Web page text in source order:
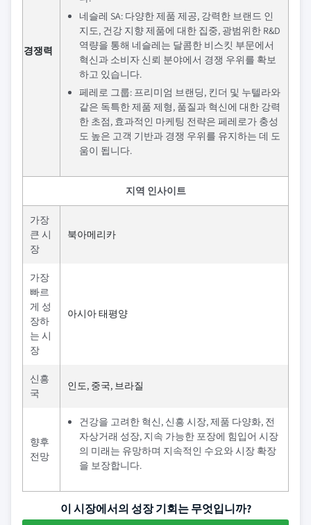
경쟁력
네슬레 SA: 다양한 제품 제공, 강력한 브랜드 인
지도, 건강 지향 제품에 대한 집중, 광범위한 R&D
역량을 통해 네슬레는 달콤한 비스킷 부문에서
혁신과 소비자 신뢰 분야에서 경쟁 우위를 확보
하고 있습니다.
페레로 그룹: 프리미엄 브랜딩, 킨더 및 누텔라와
같은 독특한 제품 제형, 품질과 혁신에 대한 강력
한 초점, 효과적인 마케팅 전략은 페레로가 충성
도 높은 고객 기반과 경쟁 우위를 유지하는 데 도
움이 됩니다.
지역 인사이트
가장
큰 시
장
북아메리카
가장
빠르
게 성
장하
는 시
장
아시아 태평양
신흥
국
인도, 중국, 브라질
향후
전망
건강을 고려한 혁신, 신흥 시장, 제품 다양화, 전
자상거래 성장, 지속 가능한 포장에 힘입어 시장
의 미래는 유망하며 지속적인 수요와 시장 확장
을 보장합니다.
이 시장에서의 성장 기회는 무엇입니까?